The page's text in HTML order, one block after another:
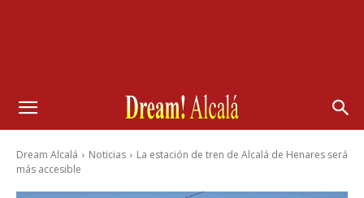
Dream Alcalá Noticias
La estación de tren de Alcalá de Henares será
más accesible